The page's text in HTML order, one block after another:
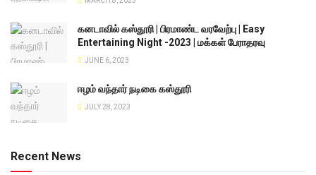
கனடாவில் கஸ்தூரி | பிரமாண்ட வரவேற்பு | Easy
Entertaining Night -2023 | மக்கள் பேராதரவு
JUNE 6, 2023
ஈழம் வந்தார் நடிகை கஸ்தூரி
JULY 28, 2023
Recent News